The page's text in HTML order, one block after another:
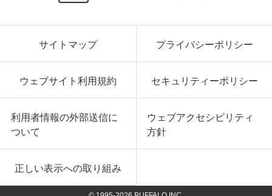
サイトマップ プライバシーポリシー
ウェブサイト利用規約 セキュリティーポリシー
利用者情報の外部送信に
ついて
ウェブアクセシビリティ
方針
正しい表示への取り組み